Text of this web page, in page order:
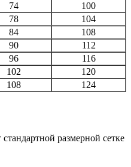
74
100
78
104
84
108
90
112
96
116
102
120
108 124
размерной сетке